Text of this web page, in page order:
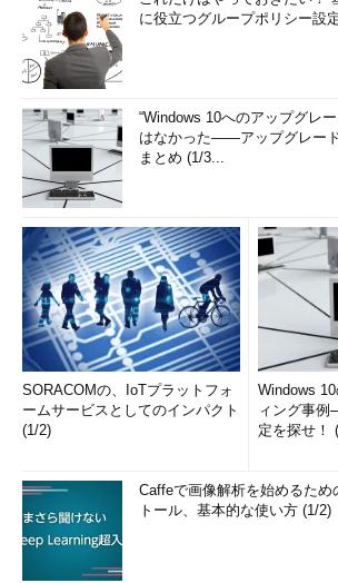
APIを利用してプログラムからAWSを操作
や構築の自動化が容易になります。一部分だ
とで、作業の負担を軽減し本来やるべき作業
でしょうか。
竹永 篤史（たけなが あつし)
サーバーワークステクニカルチーム
好きなAWSサービス(？)はAPI。
2013年度に新卒入社後、サービス開発チー
開発に携わる。2014年度よりテクニカルチ
CIerとしての経験を積んでいる真っただ中
最近の愛読書は AWSドキュメント。
に役立つグループポリシー設
“Windows 10へのアップグレ
はなかった――アップグレー
まとめ (1/3...
SORACOMの、IoTプラットフォ
ームサービスとしてのインパクト
(1/2)
Windows
ィング事例
定を探せ！
Caffeで画像解析を始めるため
トール、基本的な使い方 (1/2)